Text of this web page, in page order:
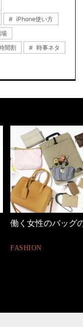
iPhone使い方
間割
時事ネタ
40代の小顔メイク
BEAUTY